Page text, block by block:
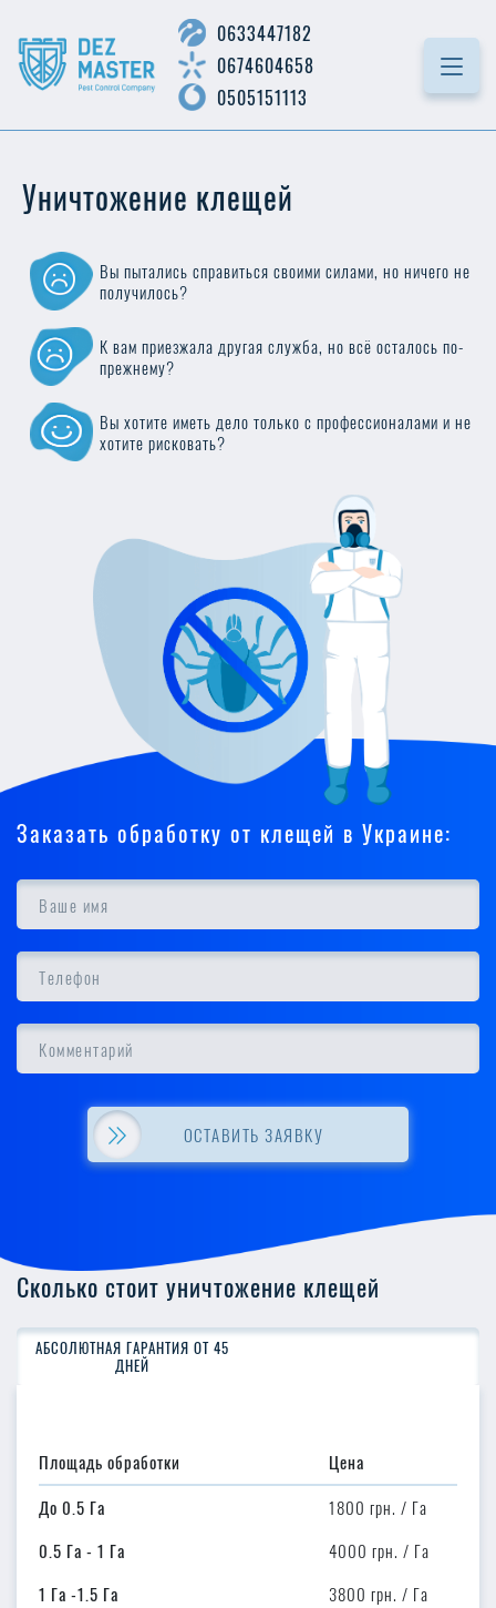
0633447182
0674604658
0505151113
Уничтожение клещей
Вы пытались справиться своими силами, но ничего не
получилось?
К вам приезжала другая служба, но всё осталось по-
прежнему?
Вы хотите иметь дело только с профессионалами и не
хотите рисковать?
Заказать обработку от клещей в Украине:
ОСТАВИТЬ ЗАЯВКУ
Сколько стоит уничтожение клещей
АБСОЛЮТНАЯ ГАРАНТИЯ ОТ 45
ДНЕЙ
Площадь обработки
Цена
До 0.5 Га
1800 грн. / Га
0.5 Га - 1 Га
4000 грн. / Га
1 Га -1.5 Га
3800 грн. / Га